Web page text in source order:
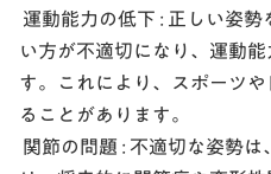
運動能力の低下 :正しい姿
い方が不適切になり、運動
す。これにより、スポーツ
ることがあります。
関節の問題 :不適切な姿勢